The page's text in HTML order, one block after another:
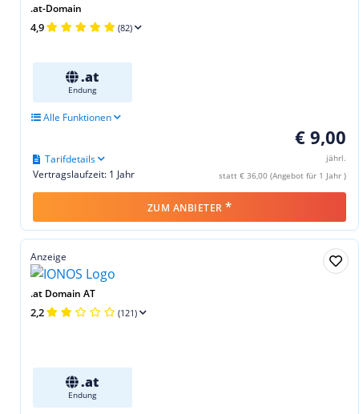
.at-Domain
4,9 (82)
.at
Endung
Alle Funktionen
€ 9,00
jährl.
statt € 36,00 (Angebot für 1 Jahr )
Vertragslaufzeit: 1 Jahr
Tarifdetails
ZUM ANBIETER *
Anzeige
.at Domain AT
2,2 (121)
.at
Endung